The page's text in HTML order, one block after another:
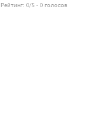
Рейтинг: 0/5 - 0 голосов